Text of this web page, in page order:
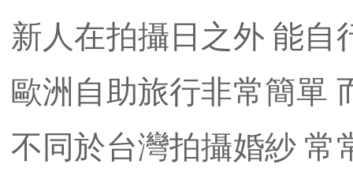
新人在拍攝日之外 能自
歐洲自助旅行非常簡單
不同於台灣拍攝婚紗 常